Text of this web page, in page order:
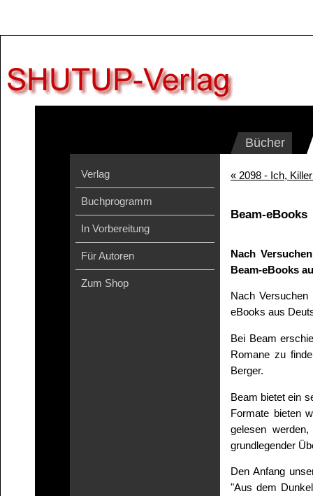
Bücher
Verlag
Buchprogramm
In Vorbereitung
Für Autoren
Zum Shop
« 2098 - Ich,
Beam-eBooks
Nach
Beam-eBooks
Nach
eBooks aus
Bei Beam
Romane zu
Berger.
Beam bietet ein
Formate bieten
gelesen
grundlegender
Den Anfang
"Aus dem